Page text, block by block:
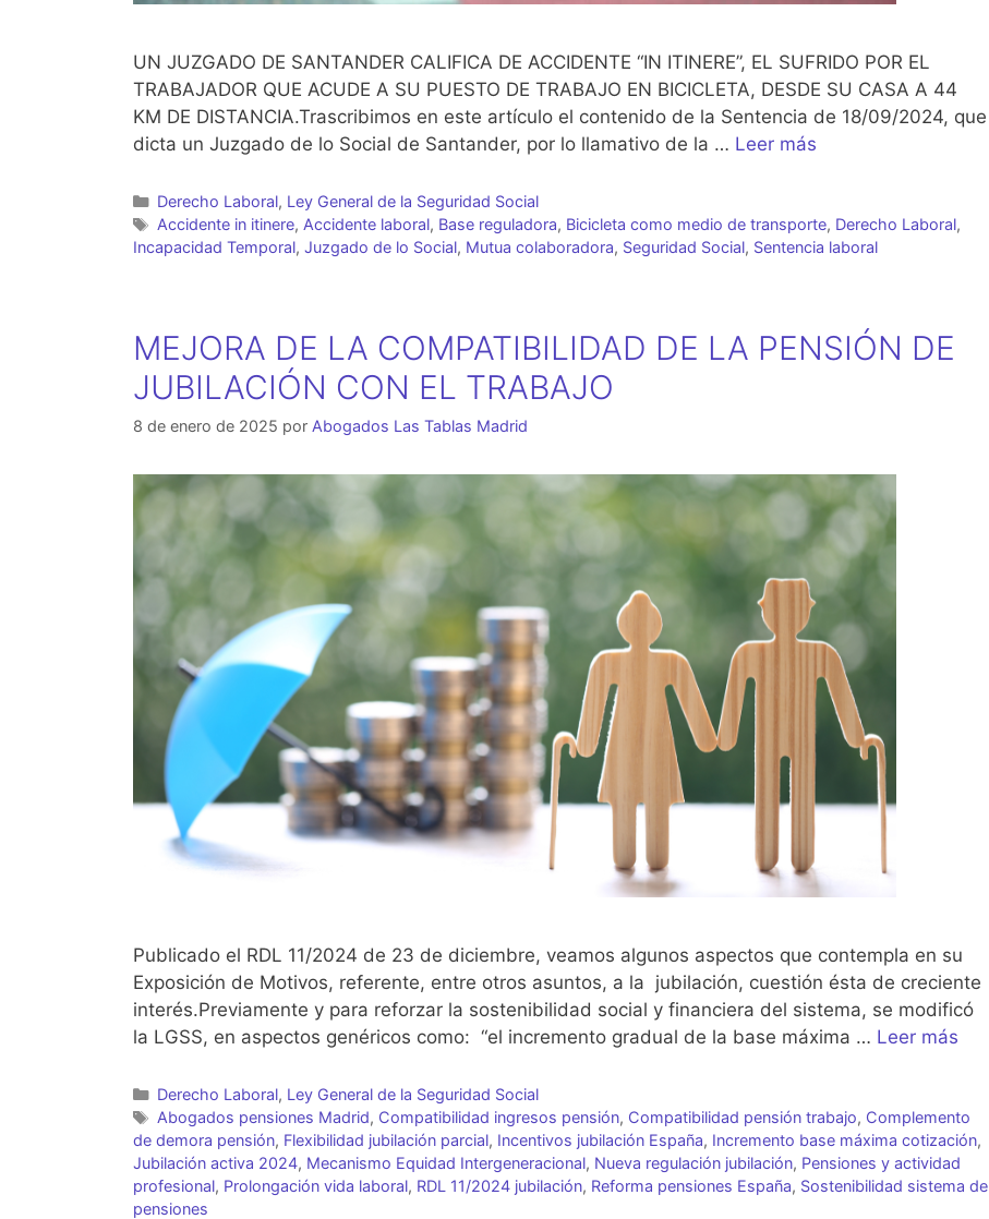
UN JUZGADO DE SANTANDER CALIFICA DE ACCIDENTE “IN ITINERE”, EL SUFRIDO POR EL
TRABAJADOR QUE ACUDE A SU PUESTO DE TRABAJO EN BICICLETA, DESDE SU CASA A 44
KM DE DISTANCIA.Trascribimos en este artículo el contenido de la Sentencia de 18/09/2024, que
dicta un Juzgado de lo Social de Santander, por lo llamativo de la … Leer más
Categorías
Derecho Laboral, Ley General de la Seguridad Social
Etiquetas
Accidente in itinere, Accidente laboral, Base reguladora, Bicicleta como medio de transporte, Derecho Laboral,
Incapacidad Temporal, Juzgado de lo Social, Mutua colaboradora, Seguridad Social, Sentencia laboral
MEJORA DE LA COMPATIBILIDAD DE LA PENSIÓN DE
JUBILACIÓN CON EL TRABAJO
8 de enero de 2025 por Abogados Las Tablas Madrid
Publicado el RDL 11/2024 de 23 de diciembre, veamos algunos aspectos que contempla en su
Exposición de Motivos, referente, entre otros asuntos, a la jubilación, cuestión ésta de creciente
interés.Previamente y para reforzar la sostenibilidad social y financiera del sistema, se modificó
la LGSS, en aspectos genéricos como: “el incremento gradual de la base máxima … Leer más
Categorías
Derecho Laboral, Ley General de la Seguridad Social
Etiquetas
Abogados pensiones Madrid, Compatibilidad ingresos pensión, Compatibilidad pensión trabajo, Complemento
de demora pensión, Flexibilidad jubilación parcial, Incentivos jubilación España, Incremento base máxima cotización,
Jubilación activa 2024, Mecanismo Equidad Intergeneracional, Nueva regulación jubilación, Pensiones y actividad
profesional, Prolongación vida laboral, RDL 11/2024 jubilación, Reforma pensiones España, Sostenibilidad sistema de
pensiones